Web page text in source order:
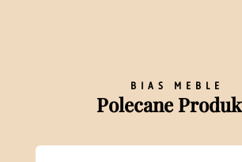
BIAS MEBLE
Polecane